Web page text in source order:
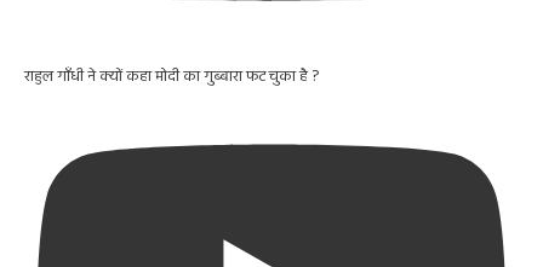
राहुल गाँधी ने क्यों कहा मोदी का गुब्बारा फट चुका है ?